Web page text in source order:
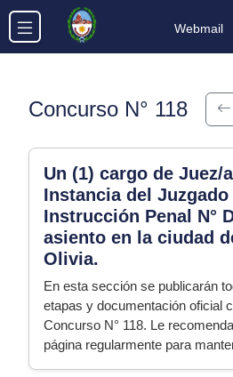
Webmail
Concurso N° 118
Un (1) cargo de Juez/
Instancia del Juzgado
Instrucción Penal N°
asiento en la ciudad
Olivia.
En esta sección se publicarán
etapas y documentación oficial
Concurso N° 118. Le
página regularmente para